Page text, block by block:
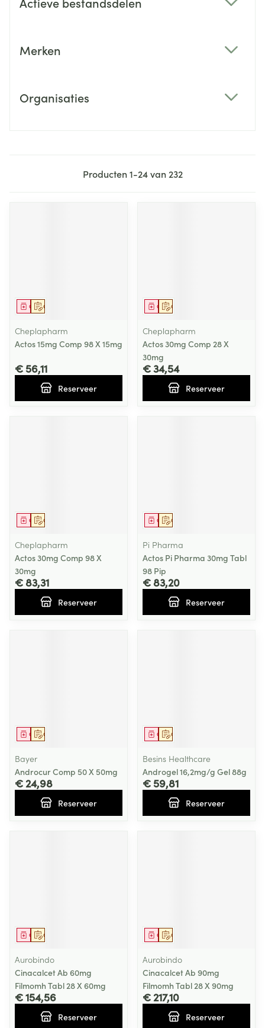
Merken
Organisaties
Producten1-24van 232
Op voorschrift
Geneesmiddel
Cheplapharm
Actos 15mg Comp 98 X 15mg
€ 56,11
Reserveer
Op voorschrift
Geneesmiddel
Cheplapharm
Actos 30mg Comp 28 X
30mg
€ 34,54
Reserveer
Op voorschrift
Geneesmiddel
Cheplapharm
Actos 30mg Comp 98 X
30mg
€ 83,31
Reserveer
Op voorschrift
Geneesmiddel
Pi Pharma
Actos Pi Pharma 30mg Tabl
98 Pip
€ 83,20
Reserveer
Op voorschrift
Geneesmiddel
Bayer
Androcur Comp 50 X 50mg
€ 24,98
Reserveer
Op voorschrift
Geneesmiddel
Besins Healthcare
Androgel 16,2mg/g Gel 88g
€ 59,81
Reserveer
Op voorschrift
Geneesmiddel
Aurobindo
Cinacalcet Ab 60mg
Filmomh Tabl 28 X 60mg
€ 154,56
Reserveer
Op voorschrift
Geneesmiddel
Aurobindo
Cinacalcet Ab 90mg
Filmomh Tabl 28 X 90mg
€ 217,10
Reserveer